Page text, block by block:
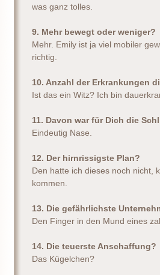
was ganz tolles.
9. Mehr bewegt oder weniger?
Mehr. Emily ist ja viel mobiler
richtig.
10. Anzahl der Erkrankungen
Ist das ein Witz? Ich bin
11. Davon war für Dich die
Eindeutig Nase.
12. Der hirnrissigste Plan?
Den hatte ich dieses noch nicht,
kommen.
13. Die gefährlichste
Den Finger in den Mund eines
14. Die teuerste Anschaffung?
Das Kügelchen?